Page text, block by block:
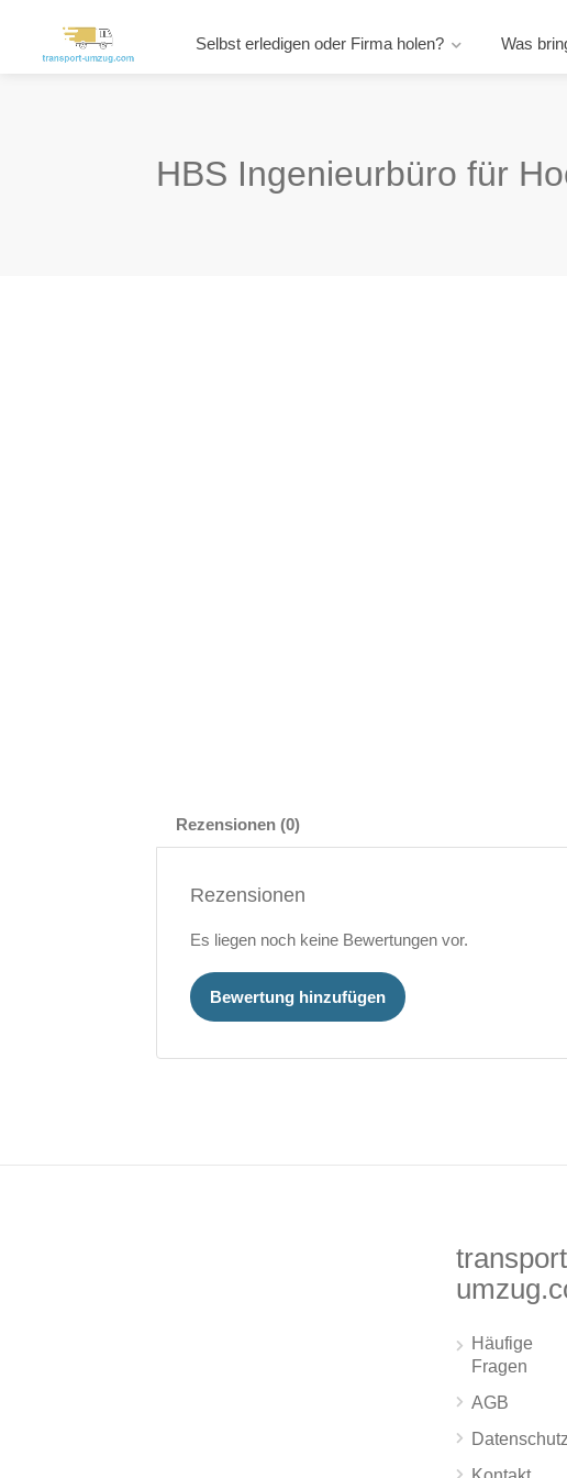
Selbst erledigen oder Firma holen? Was
HBS Ingenieurbüro für
Rezensionen (0)
Rezensionen
Es liegen noch keine Bewertungen vor.
Bewertung hinzufügen
Häufige
Fragen
AGB
Datenschutz